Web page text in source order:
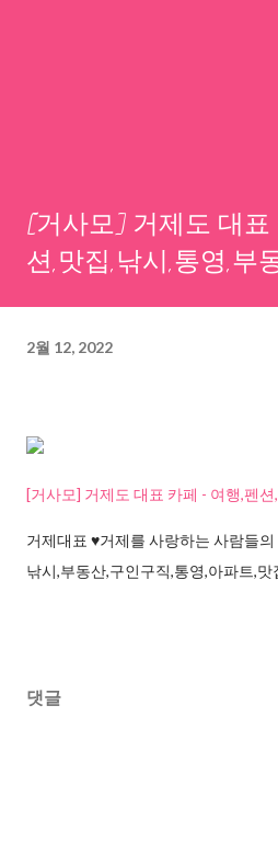
[거사모] 거제도 대표
션,맛집,낚시,통영,부
2월 12, 2022
[거사모] 거제도 대표 카페 - 여행,펜
거제대표 ♥거제를 사랑하는 사람들
낚시,부동산,구인구직,통영,아파트,맛
댓글